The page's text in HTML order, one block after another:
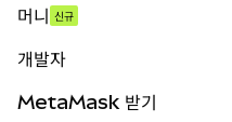
무기한 선물
실물자산
머니 신규
개발자
MetaMask 받기